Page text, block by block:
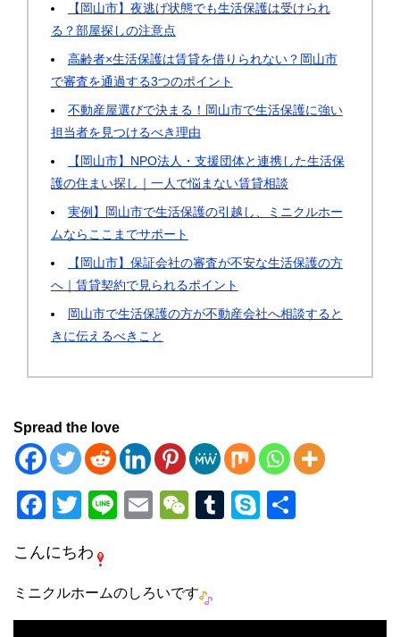
【岡山市】夜逃げ状態でも生活保護は受けられ
る？部屋探しの注意点
高齢者×生活保護は賃貸を借りられない？岡山市
で審査を通過する3つのポイント
不動産屋選びで決まる！岡山市で生活保護に強い
担当者を見つけるべき理由
【岡山市】NPO法人・支援団体と連携した生活保
護の住まい探し｜一人で悩まない賃貸相談
実例】岡山市で生活保護の引越し、ミニクルホー
ムならここまでサポート
【岡山市】保証会社の審査が不安な生活保護の方
へ｜賃貸契約で見られるポイント
岡山市で生活保護の方が不動産会社へ相談すると
きに伝えるべきこと
Spread the love
F
c
e
b
T
tt
er
Li
E
W
h
at
T
r
S
こんにちわ
ミニクルホームのしろいです